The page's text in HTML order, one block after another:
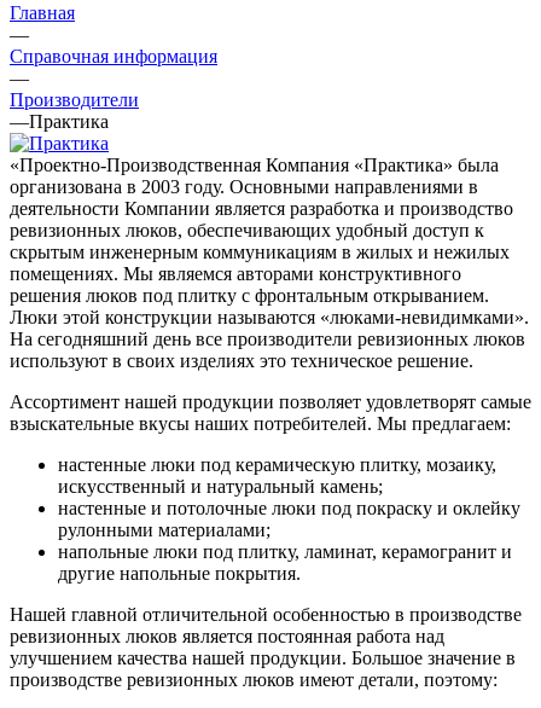
Главная
—
Справочная информация
—
Производители
—Практика
«Проектно-Производственная Компания «Практика» была
организована в 2003 году. Основными направлениями в
деятельности Компании является разработка и производство
ревизионных люков, обеспечивающих удобный доступ к
скрытым инженерным коммуникациям в жилых и нежилых
помещениях. Мы являемся авторами конструктивного
решения люков под плитку с фронтальным открыванием.
Люки этой конструкции называются «люками-невидимками».
На сегодняшний день все производители ревизионных люков
используют в своих изделиях это техническое решение.
Ассортимент нашей продукции позволяет удовлетворят самые
взыскательные вкусы наших потребителей. Мы предлагаем:
настенные люки под керамическую плитку, мозаику,
искусственный и натуральный камень;
настенные и потолочные люки под покраску и оклейку
рулонными материалами;
напольные люки под плитку, ламинат, керамогранит и
другие напольные покрытия.
Нашей главной отличительной особенностью в производстве
ревизионных люков является постоянная работа над
улучшением качества нашей продукции. Большое значение в
производстве ревизионных люков имеют детали, поэтому: